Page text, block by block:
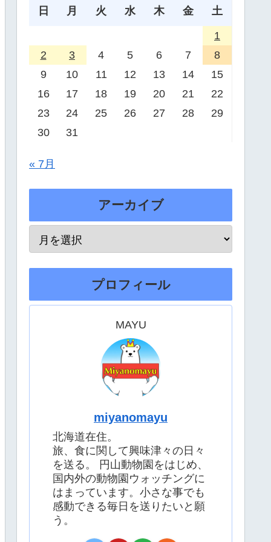
日 月 火 水 木 金 土
1
2
3 4 5 6 7
8
9
10 11 12 13 14
15
16
17 18 19 20 21
22
23
24 25 26 27 28
29
30
31
« 7月
アーカイブ
プロフィール
MAYU
miyanomayu
北海道在住。
旅、食に関して興味津々の日々
を送る。 円山動物園をはじめ、
国内外の動物園ウォッチングに
はまっています。小さな事でも
感動できる毎日を送りたいと願
う。